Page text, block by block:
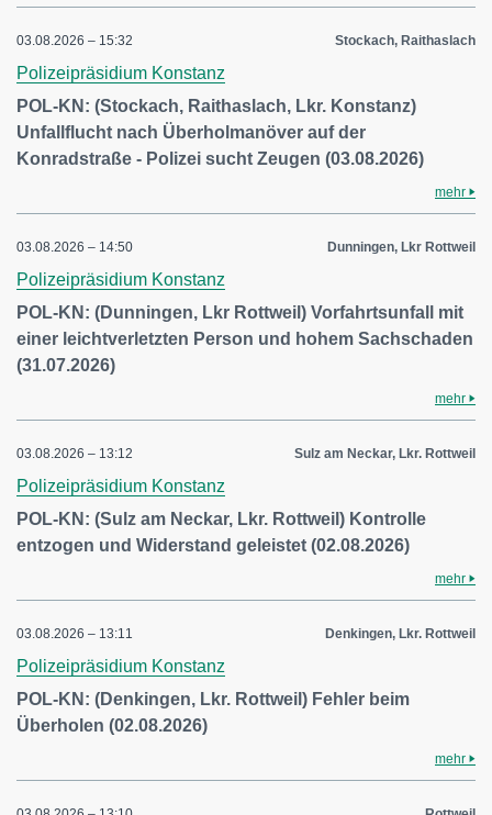
03.08.2026 – 15:32 Stockach, Raithaslach
Polizeipräsidium Konstanz
POL-KN: (Stockach, Raithaslach, Lkr. Konstanz)
Unfallflucht nach Überholmanöver auf der
Konradstraße - Polizei sucht Zeugen (03.08.2026)
mehr
03.08.2026 – 14:50 Dunningen, Lkr Rottweil
Polizeipräsidium Konstanz
POL-KN: (Dunningen, Lkr Rottweil) Vorfahrtsunfall mit
einer leichtverletzten Person und hohem Sachschaden
(31.07.2026)
mehr
03.08.2026 – 13:12 Sulz am Neckar, Lkr. Rottweil
Polizeipräsidium Konstanz
POL-KN: (Sulz am Neckar, Lkr. Rottweil) Kontrolle
entzogen und Widerstand geleistet (02.08.2026)
mehr
03.08.2026 – 13:11 Denkingen, Lkr. Rottweil
Polizeipräsidium Konstanz
POL-KN: (Denkingen, Lkr. Rottweil) Fehler beim
Überholen (02.08.2026)
mehr